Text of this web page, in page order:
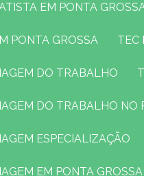
EM PONTA
PONTA GROSSA
DO TRABALHO
DO TRABALHO NO
ESPECIALIZAÇÃO
EM PONTA GROSSA